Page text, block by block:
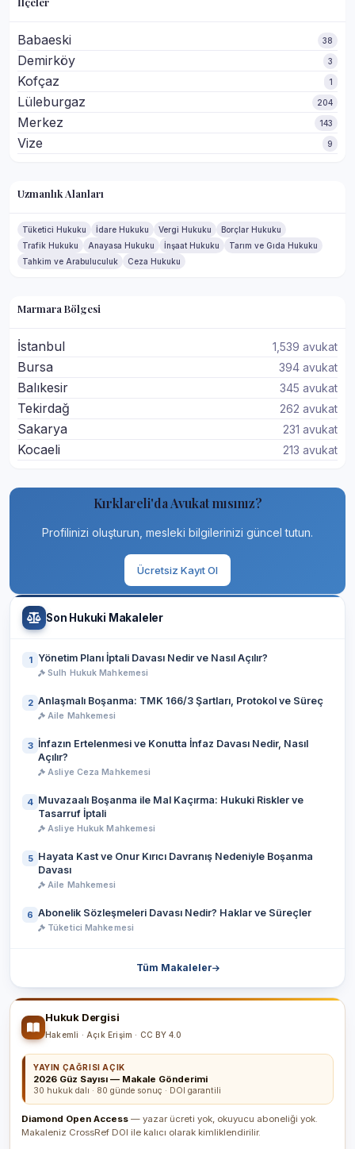
Babaeski 38
Demirköy 3
Kofçaz 1
Lüleburgaz 204
Merkez 143
Vize 9
Uzmanlık Alanları
Tüketici Hukuku İdare Hukuku Vergi Hukuku
Borçlar Hukuku
Trafik Hukuku
Anayasa Hukuku İnşaat Hukuku
Tarım ve Gıda Hukuku
Tahkim ve Arabuluculuk
Ceza Hukuku
Marmara Bölgesi
İstanbul 1,539 avukat
Bursa 394 avukat
Balıkesir 345 avukat
Tekirdağ 262 avukat
Sakarya 231 avukat
Kocaeli 213 avukat
Kırklareli'da Avukat mısınız?
Profilinizi oluşturun, mesleki bilgilerinizi güncel tutun.
Ücretsiz Kayıt Ol
Son Hukuki Makaleler
1 Yönetim Planı İptali Davası Nedir ve Nasıl Açılır?
Sulh Hukuk Mahkemesi
2 Anlaşmalı Boşanma: TMK 166/3 Şartları, Protokol ve Süreç
Aile Mahkemesi
3 İnfazın Ertelenmesi ve Konutta İnfaz Davası Nedir, Nasıl
Açılır?
Asliye Ceza Mahkemesi
4 Muvazaalı Boşanma ile Mal Kaçırma: Hukuki Riskler ve
Tasarruf İptali
Asliye Hukuk Mahkemesi
5 Hayata Kast ve Onur Kırıcı Davranış Nedeniyle Boşanma
Davası
Aile Mahkemesi
6 Abonelik Sözleşmeleri Davası Nedir? Haklar ve Süreçler
Tüketici Mahkemesi
Tüm Makaleler
Hukuk Dergisi
Hakemli · Açık Erişim · CC BY 4.0
YAYIN ÇAĞRISI AÇIK
2026 Güz Sayısı — Makale Gönderimi
30 hukuk dalı · 80 günde sonuç · DOI garantili
Diamond Open Access — yazar ücreti yok, okuyucu aboneliği yok.
Makaleniz CrossRef DOI ile kalıcı olarak kimliklendirilir.